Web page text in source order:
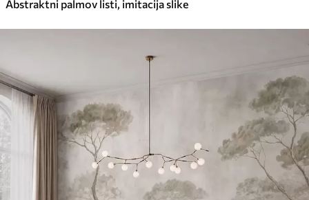
Abstraktni palmov listi, imitacija slike